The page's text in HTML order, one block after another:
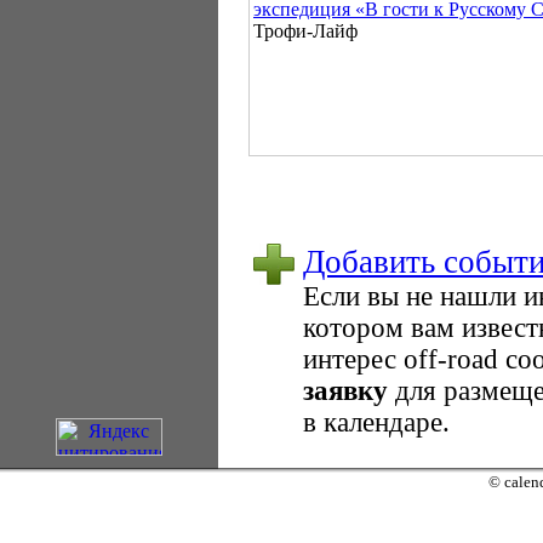
экспедиция «В гости к Русскому
Трофи-Лайф
Добавить
Если вы не нашли
котором вам
интерес оff-road
заявку для
в календаре.
©